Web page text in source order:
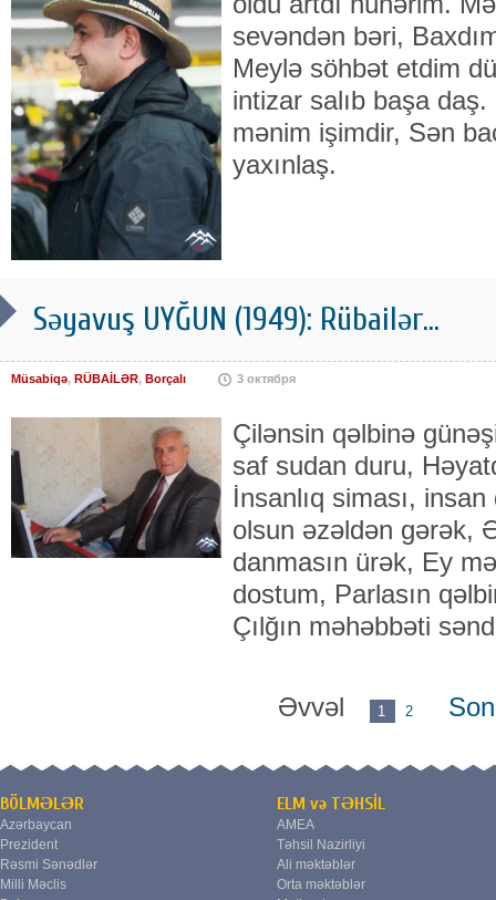
sevəndən bəri,
Meylə söhbət etdim
intizar salıb başa
mənim işimdir, Sən
yaxınlaş.
Səyavuş UYĞUN (1949): Rübailər...
Müsabiqə, RÜBAİLƏR, Borçalı 3 октября
Çilənsin qəlbinə
saf sudan duru,
İnsanlıq siması,
olsun əzəldən gərək,
danmasın ürək, Ey
dostum, Parlasın
Çılğın məhəbbəti
Əvvəl 1 2
BÖLMƏLƏR
Azərbaycan
Prezident
Rəsmi Sənədlər
Milli Məclis
ELM və TƏHSİL
AMEA
Təhsil Nazirliyi
Ali məktəblər
Orta məktəblər